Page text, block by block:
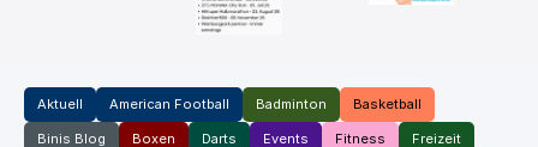
Aktuell American Football Badminton Basketball
Binis Blog Boxen Darts Events Fitness Freizeit